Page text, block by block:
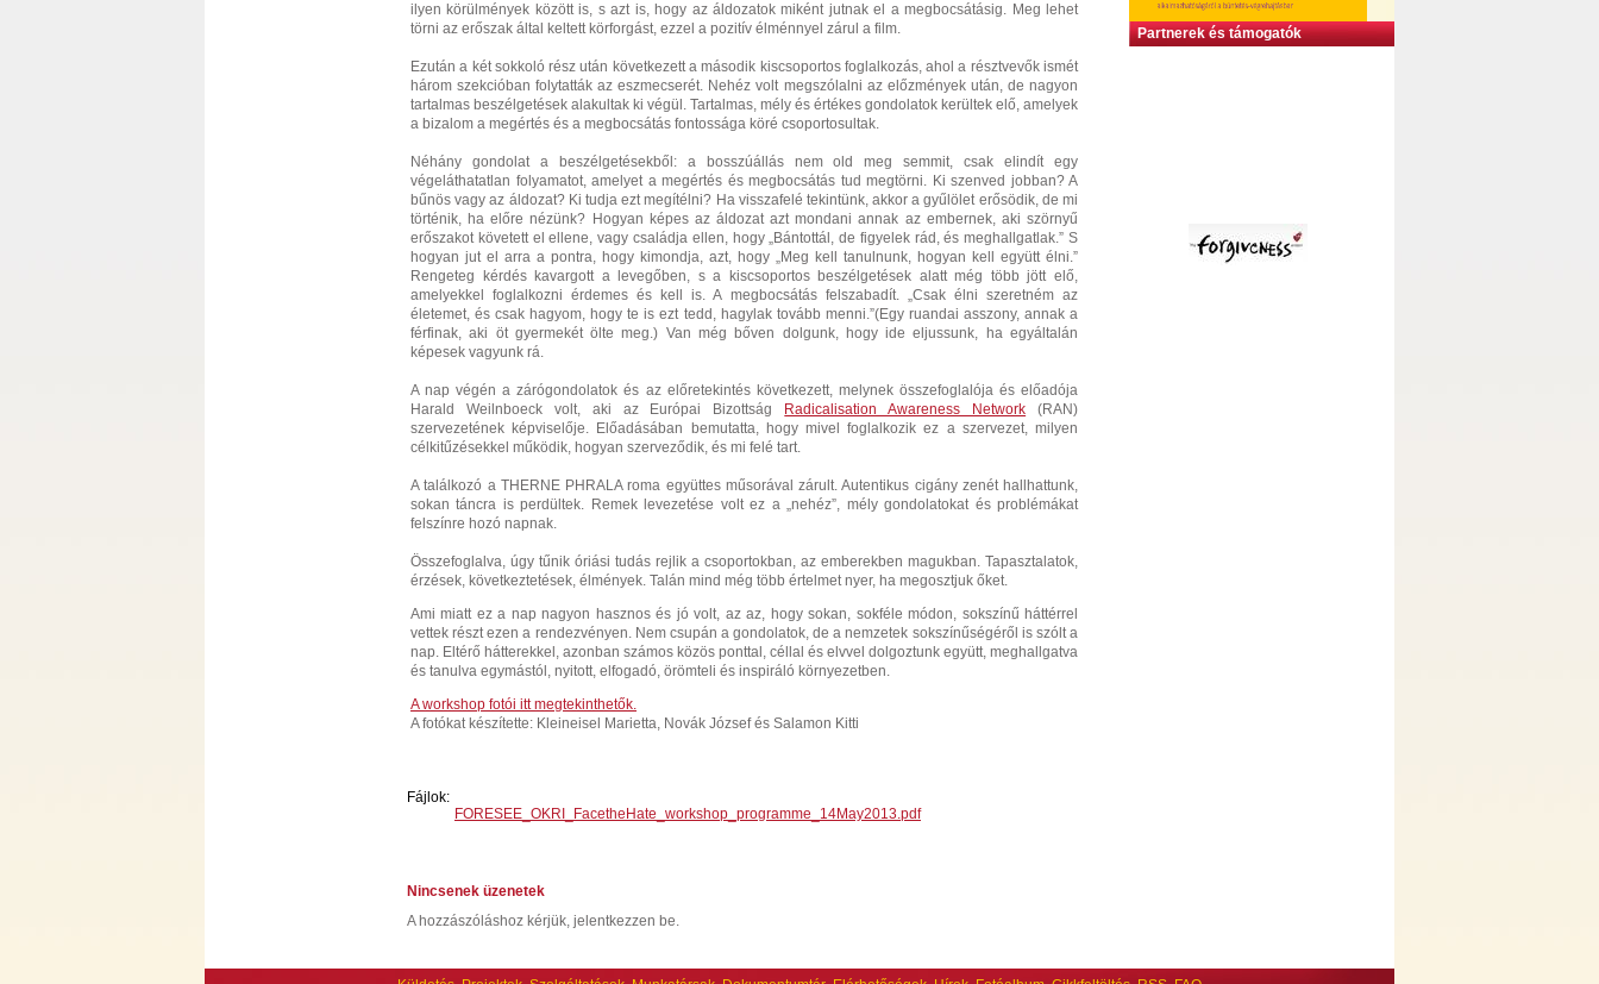
Partnerek és támogatók
ilyen körülmények között is, s azt is, hogy az áldozatok miként jutnak el a megbocsátásig. Meg lehet
törni az erőszak által keltett körforgást, ezzel a pozitív élménnyel zárul a film.
Ezután a két sokkoló rész után következett a második kiscsoportos foglalkozás, ahol a résztvevők ismét
három szekcióban folytatták az eszmecserét. Nehéz volt megszólalni az előzmények után, de nagyon
tartalmas beszélgetések alakultak ki végül. Tartalmas, mély és értékes gondolatok kerültek elő, amelyek
a bizalom a megértés és a megbocsátás fontossága köré csoportosultak.
Néhány gondolat a beszélgetésekből: a bosszúállás nem old meg semmit, csak elindít egy
végeláthatatlan folyamatot, amelyet a megértés és megbocsátás tud megtörni. Ki szenved jobban? A
bűnös vagy az áldozat? Ki tudja ezt megítélni? Ha visszafelé tekintünk, akkor a gyűlölet erősödik, de mi
történik, ha előre nézünk? Hogyan képes az áldozat azt mondani annak az embernek, aki szörnyű
erőszakot követett el ellene, vagy családja ellen, hogy „Bántottál, de figyelek rád, és meghallgatlak.” S
hogyan jut el arra a pontra, hogy kimondja, azt, hogy „Meg kell tanulnunk, hogyan kell együtt élni.”
Rengeteg kérdés kavargott a levegőben, s a kiscsoportos beszélgetések alatt még több jött elő,
amelyekkel foglalkozni érdemes és kell is. A megbocsátás felszabadít. „Csak élni szeretném az
életemet, és csak hagyom, hogy te is ezt tedd, hagylak tovább menni.”(Egy ruandai asszony, annak a
férfinak, aki öt gyermekét ölte meg.) Van még bőven dolgunk, hogy ide eljussunk, ha egyáltalán
képesek vagyunk rá.
A nap végén a zárógondolatok és az előretekintés következett, melynek összefoglalója és előadója
Harald Weilnboeck volt, aki az Európai Bizottság
Radicalisation Awareness Network (RAN)
szervezetének képviselője. Előadásában bemutatta, hogy mivel foglalkozik ez a szervezet, milyen
célkitűzésekkel működik, hogyan szerveződik, és mi felé tart.
A találkozó a THERNE PHRALA roma együttes műsorával zárult. Autentikus cigány zenét hallhattunk,
sokan táncra is perdültek. Remek levezetése volt ez a „nehéz”, mély gondolatokat és problémákat
felszínre hozó napnak.
Összefoglalva, úgy tűnik óriási tudás rejlik a csoportokban, az emberekben magukban. Tapasztalatok,
érzések, következtetések, élmények. Talán mind még több értelmet nyer, ha megosztjuk őket.
Ami miatt ez a nap nagyon hasznos és jó volt, az az, hogy sokan, sokféle módon, sokszínű háttérrel
vettek részt ezen a rendezvényen. Nem csupán a gondolatok, de a nemzetek sokszínűségéről is szólt a
nap. Eltérő hátterekkel, azonban számos közös ponttal, céllal és elvvel dolgoztunk együtt, meghallgatva
és tanulva egymástól, nyitott, elfogadó, örömteli és inspiráló környezetben.
A workshop fotói itt megtekinthetők.
A fotókat készítette: Kleineisel Marietta, Novák József és Salamon Kitti
Fájlok:
FORESEE_OKRI_FacetheHate_workshop_programme_14May2013.pdf
Nincsenek üzenetek
A hozzászóláshoz kérjük, jelentkezzen be.